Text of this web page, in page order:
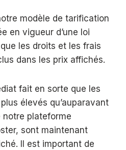
modèle de tarification
en vigueur d’une loi
les droits et les frais
dans les prix affichés.
fait en sorte que les
élevés qu’auparavant
notre plateforme
sont maintenant
Il est important de